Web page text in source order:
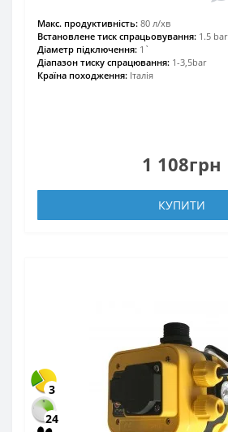
Maкс. продуктивність: 80 л/хв
Встановлене тиск спрацьовування: 1.5 bar
Діаметр підключення: 1`
Діапазон тиску спрацювання: 1-3,5bar
Країна походження: Італія
1 108грн
КУПИТИ
3
24